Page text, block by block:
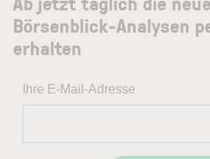
Börsenblick-Analysen
erhalten
Ihre E-Mail-Adresse